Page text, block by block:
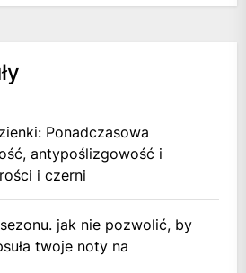
Ponadczasowa
antypoślizgowość i
i czerni
jak nie pozwolić, by
twoje noty na